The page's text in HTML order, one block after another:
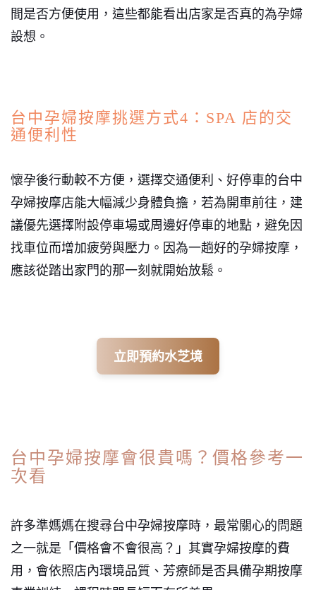
間是否方便使用，這些都能看出店家是否真的為孕婦
設想。
台中孕婦按摩挑選方式4：SPA 店的交
通便利性
懷孕後行動較不方便，選擇交通便利、好停車的台中
孕婦按摩店能大幅減少身體負擔，若為開車前往，建
議優先選擇附設停車場或周邊好停車的地點，避免因
找車位而增加疲勞與壓力。因為一趟好的孕婦按摩，
應該從踏出家門的那一刻就開始放鬆。
立即預約水芝境
台中孕婦按摩會很貴嗎？價格參考一
次看
許多準媽媽在搜尋台中孕婦按摩時，最常關心的問題
之一就是「價格會不會很高？」其實孕婦按摩的費
用，會依照店內環境品質、芳療師是否具備孕期按摩